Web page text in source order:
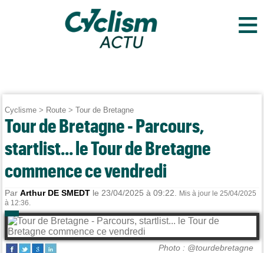
≡
Cyclisme > Route >Tour de Bretagne
Tour de Bretagne - Parcours,
startlist... le Tour de Bretagne
commence ce vendredi
ParArthur DE SMEDT le 23/04/2025 à 09:22.
Mis à jour le 25/04/2025
à 12:36.
Photo : @tourdebretagne